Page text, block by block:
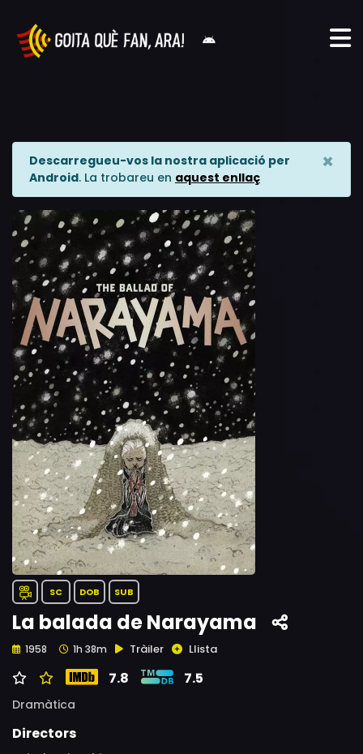
Descarregueu-vos la nostra aplicació per
Android. La trobareu en aquest enllaç
×
SC DOB SUB
La balada de Narayama
1958 1h 38m Tràiler Llista
7.8 7.5
Dramàtica
Directors